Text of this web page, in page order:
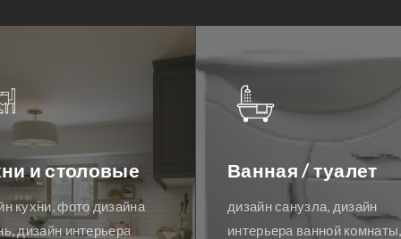
и столовые
кухни, фото дизайна
дизайн интерьера
Ванная / туалет
дизайн санузла, дизайн
интерьера ванной комнаты,